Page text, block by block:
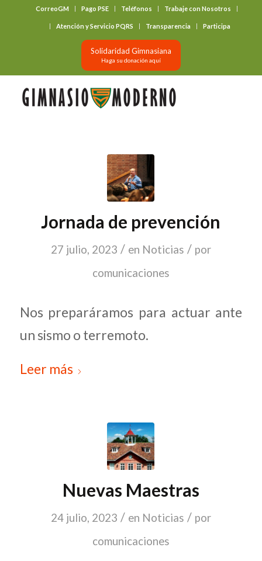
CorreoGM Pago PSE Teléfonos Trabaje con Nosotros
Atención y Servicio PQRS Transparencia Participa
Solidaridad Gimnasiana
Haga su donación aquí
Jornada de prevención
27 julio, 2023 / en Noticias / por
comunicaciones
Nos preparáramos para actuar ante
un sismo o terremoto.
Leer más
Nuevas Maestras
24 julio, 2023 / en Noticias / por
comunicaciones